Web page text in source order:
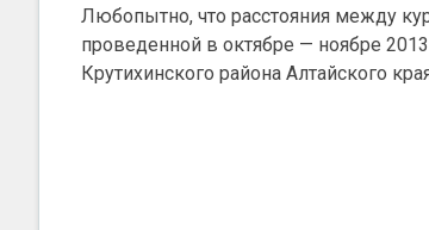
Любопытно, что расстояния между
проведенной в октябре — ноябре
Крутихинского района Алтайского